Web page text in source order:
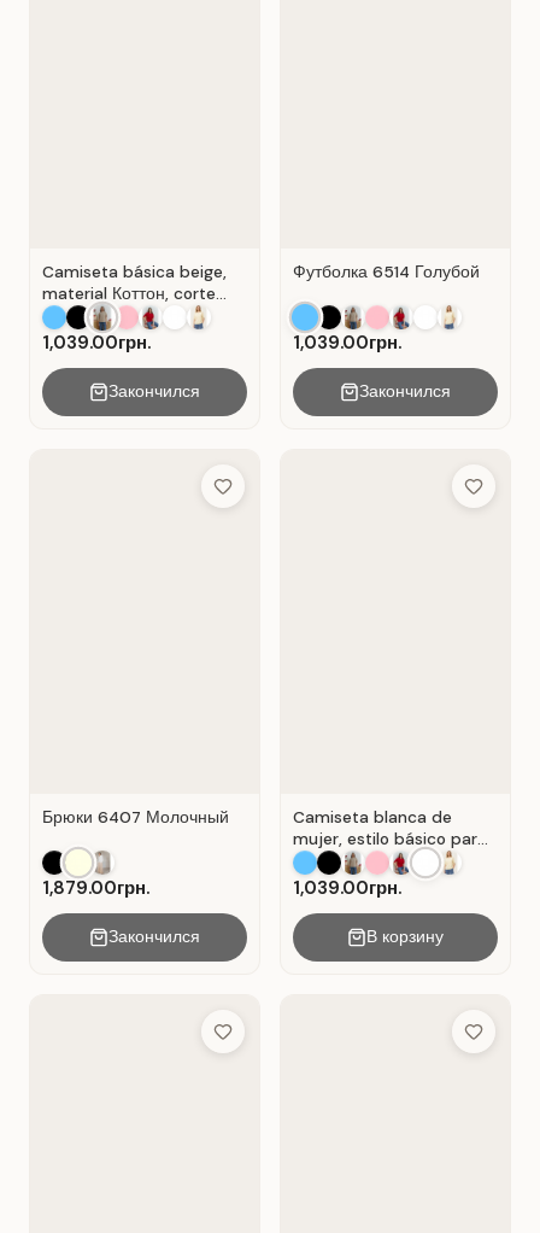
Camiseta básica beige,
material Коттон, corte
recto . Beige .
1,039.00грн.
Закончился
Футболка 6514 Голубой
1,039.00грн.
Закончился
Add to Wish List
Брюки 6407 Молочный
1,879.00грн.
Закончился
Add to
Camiseta blanca de
mujer, estilo básico para
el día a día, material:
Algodón Blanco.
1,039.00грн.
В корзину
Add to Wish List Add to